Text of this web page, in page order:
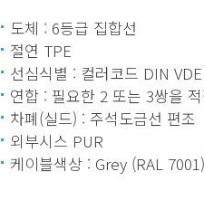
도체 : 6등급 집합선
절연 TPE
선심식별 : 컬러코드 DIN
연합 : 필요한 2 또는 3쌍을
차폐(실드) : 주석도금선 편조
외부시스 PUR
케이블색상 : Grey (RAL 7001)